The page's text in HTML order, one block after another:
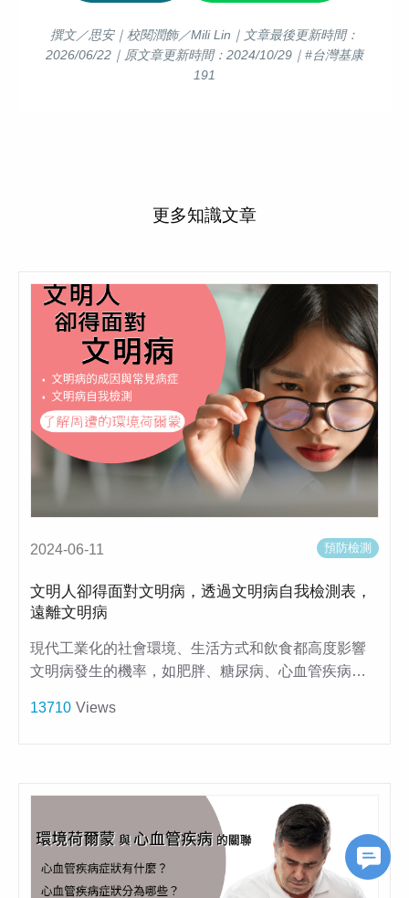
撰文／思安｜校閱潤飾／Mili Lin｜文章最後更新時間：
2026/06/22｜原文章更新時間：2024/10/29｜#台灣基康
191
更多知識文章
2024-06-11 預防檢測
文明人卻得面對文明病，透過文明病自我檢測表，
遠離文明病
現代工業化的社會環境、生活方式和飲食都高度影響
文明病發生的機率，如肥胖、糖尿病、心血管疾病…
13710 Views
FB Messageer